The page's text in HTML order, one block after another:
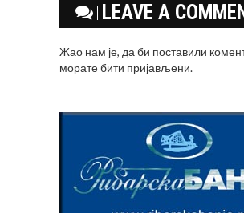
LEAVE A
Жао нам је, да би поставили
моратебити пријављени.